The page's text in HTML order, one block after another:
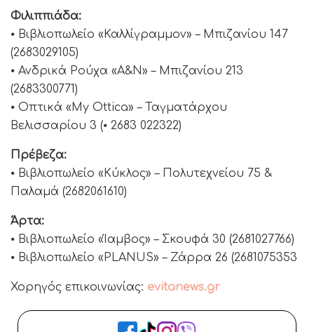
Φιλιππιάδα:
⦁ Βιβλιοπωλείο «Καλλίγραμμον» – Μπιζανίου 147
(2683029105)
⦁ Ανδρικά Ρούχα «A&N» – Μπιζανίου 213
(2683300771)
⦁ Οπτικά «My Ottica» – Ταγματάρχου
Βελισσαρίου 3 (⦁ 2683 022322)
Πρέβεζα:
⦁ Βιβλιοπωλείο «Κύκλος» – Πολυτεχνείου 75 &
Παλαμά (2682061610)
Άρτα:
⦁ Βιβλιοπωλείο «Ίαμβος» – Σκουφά 30 (2681027766)
⦁ Βιβλιοπωλείο «PLANUS» – Ζάρρα 26 (2681075353
Χορηγός επικοινωνίας: evitanews.gr